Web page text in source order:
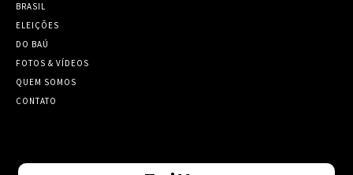
BRASIL
ELEIÇÕES
DO BAÚ
FOTOS & VÍDEOS
QUEM SOMOS
CONTATO